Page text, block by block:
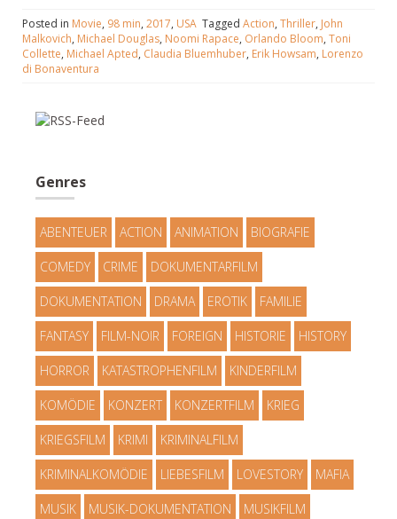
Posted in Movie, 98 min, 2017, USA Tagged Action, Thriller, John
Malkovich, Michael Douglas, Noomi Rapace, Orlando Bloom, Toni
Collette, Michael Apted, Claudia Bluemhuber, Erik Howsam, Lorenzo
di Bonaventura
Genres
ABENTEUER ACTION ANIMATION BIOGRAFIE
COMEDY CRIME DOKUMENTARFILM
DOKUMENTATION DRAMA EROTIK FAMILIE
FANTASY FILM-NOIR FOREIGN HISTORIE HISTORY
HORROR KATASTROPHENFILM KINDERFILM
KOMÖDIE KONZERT KONZERTFILM KRIEG
KRIEGSFILM KRIMI KRIMINALFILM
KRIMINALKOMÖDIE LIEBESFILM LOVESTORY MAFIA
MUSIK MUSIK-DOKUMENTATION MUSIKFILM